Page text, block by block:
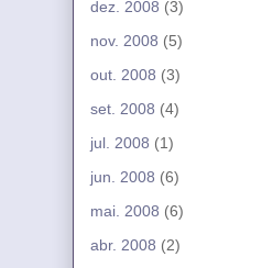
dez. 2008 (3)
nov. 2008 (5)
out. 2008 (3)
set. 2008 (4)
jul. 2008 (1)
jun. 2008 (6)
mai. 2008 (6)
abr. 2008 (2)